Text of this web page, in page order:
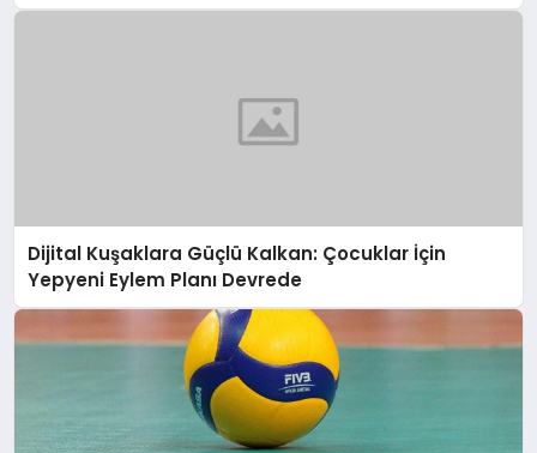
Dijital Kuşaklara Güçlü Kalkan: Çocuklar İçin
Yepyeni Eylem Planı Devrede